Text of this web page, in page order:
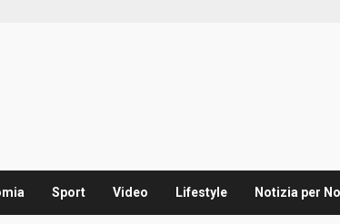
Sport Video Lifestyle Notizia per